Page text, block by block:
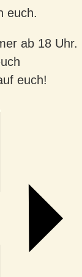
euch.
ab 18 Uhr.
euch!